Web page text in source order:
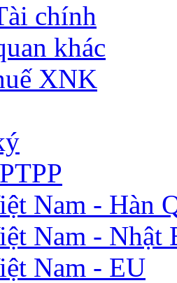
chính
khác
XNK
Nam - Hàn
Nam - Nhật
Nam - EU